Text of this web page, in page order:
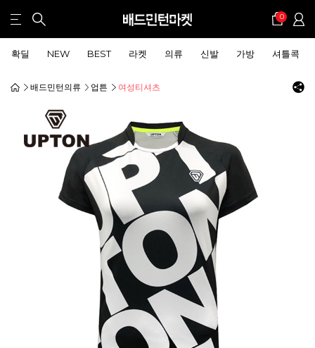
0
확딜 NEW BEST 라켓 의류 신발 가방 셔틀콕
배드민턴의류 업튼 여성티셔츠